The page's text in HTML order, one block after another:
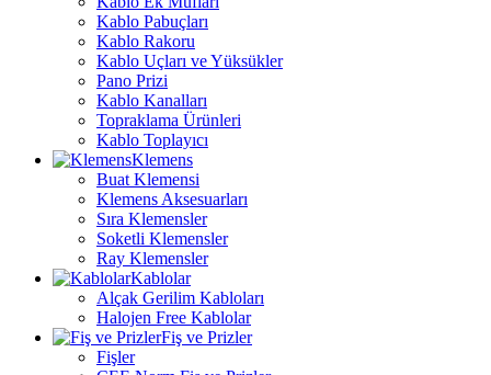
Kablo Pabuçları
Kablo Rakoru
Kablo Uçları ve Yüksükler
Pano Prizi
Kablo Kanalları
Topraklama Ürünleri
Kablo Toplayıcı
Klemens
Buat Klemensi
Klemens Aksesuarları
Sıra Klemensler
Soketli Klemensler
Ray Klemensler
Kablolar
Alçak Gerilim Kabloları
Halojen Free Kablolar
Fiş ve Prizler
Fişler